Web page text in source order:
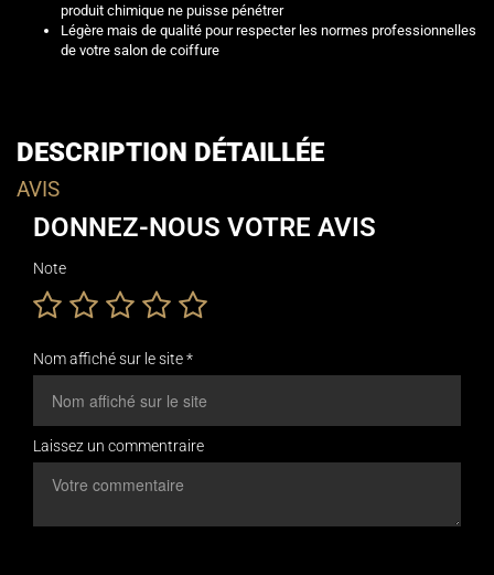
produit chimique ne puisse pénétrer
Légère mais de qualité pour respecter les normes professionnelles
de votre salon de coiffure
DESCRIPTION DÉTAILLÉE
AVIS
DONNEZ-NOUS VOTRE AVIS
Note
Nom affiché sur le site *
Laissez un commentraire